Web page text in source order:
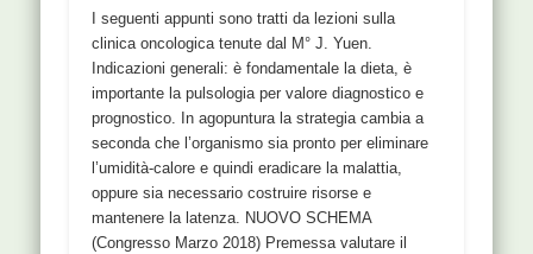
I seguenti appunti sono tratti da lezioni sulla
clinica oncologica tenute dal M° J. Yuen.
Indicazioni generali: è fondamentale la dieta, è
importante la pulsologia per valore diagnostico e
prognostico. In agopuntura la strategia cambia a
seconda che l’organismo sia pronto per eliminare
l’umidità-calore e quindi eradicare la malattia,
oppure sia necessario costruire risorse e
mantenere la latenza. NUOVO SCHEMA
(Congresso Marzo 2018) Premessa valutare il